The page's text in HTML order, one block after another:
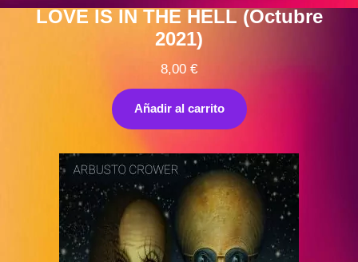
LOVE IS IN THE HELL (Octubre
2021)
8,00 €
Añadir al carrito